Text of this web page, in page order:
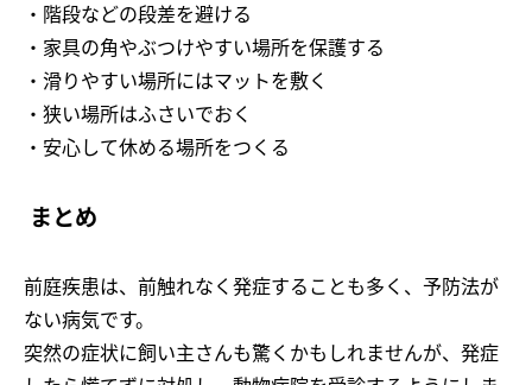
・階段などの段差を避ける
・家具の角やぶつけやすい場所を保護する
・滑りやすい場所にはマットを敷く
・狭い場所はふさいでおく
・安心して休める場所をつくる
まとめ
前庭疾患は、前触れなく発症することも多く、予防法が
ない病気です。
突然の症状に飼い主さんも驚くかもしれませんが、発症